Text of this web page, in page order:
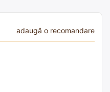
adaugă o recomandare